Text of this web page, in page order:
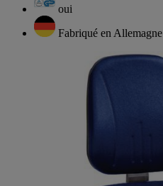
oui
Fabriqué en Allemagne